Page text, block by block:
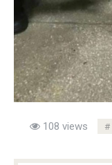
108 views